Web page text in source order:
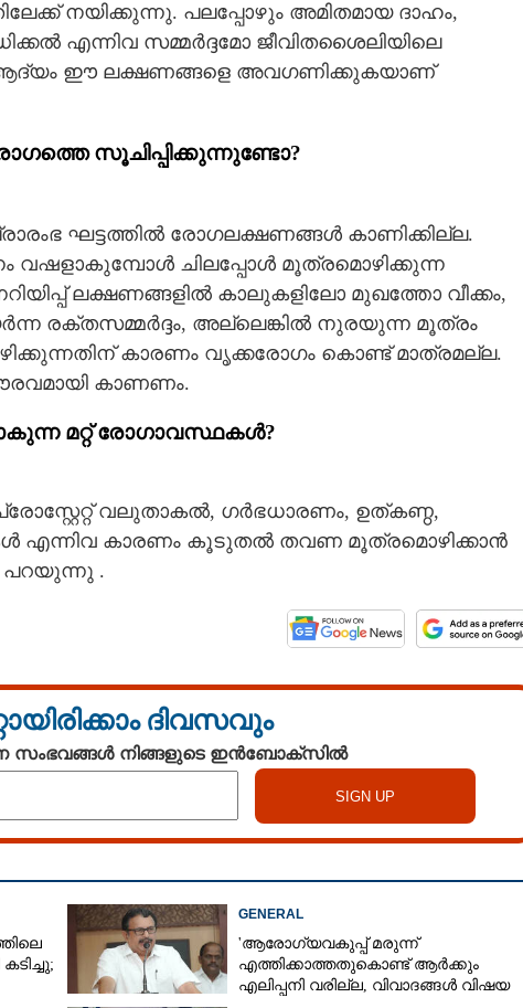
നയിക്കുന്നു. പലപ്പോഴും അമിതമായ ദാഹം,
എന്നിവ സമ്മർദ്ദമോ ജീവിതശൈലിയിലെ
ആദ്യം ഈ ലക്ഷണങ്ങളെ അവഗണിക്കുകയാണ്
സൂചിപ്പിക്കുന്നുണ്ടോ?
ഘട്ടത്തിൽ രോഗലക്ഷണങ്ങൾ കാണിക്കില്ല.
വഷളാകുമ്പോൾ ചിലപ്പോൾ മൂത്രമൊഴിക്കുന്ന
ലക്ഷണങ്ങളിൽ കാലുകളിലോ മുഖത്തോ വീക്കം,
രക്തസമ്മർദ്ദം, അല്ലെങ്കിൽ നുരയുന്ന മൂത്രം
കാരണം വൃക്കരോഗം കൊണ്ട് മാത്രമല്ല.
കാണണം.
മറ്റ് രോഗാവസ്ഥകൾ?
വലുതാകൽ, ഗർഭധാരണം, ഉത്കണ്ഠ,
എന്നിവ കാരണം കൂടുതൽ തവണ മൂത്രമൊഴിക്കാൻ
പറയുന്നു .
ദിവസവും
സംഭവങ്ങൾ നിങ്ങളുടെ ഇൻബോക്സിൽ
GENERAL
'ആരോഗ്യവകുപ്പ് മരുന്ന്
എത്തിക്കാത്തതുകൊണ്ട് ആർക്കും
എലിപ്പനി വരില്ല, വിവാദങ്ങൾ വിഷയ
ശരീരത്തിൽ
അറിയാം
Share this link